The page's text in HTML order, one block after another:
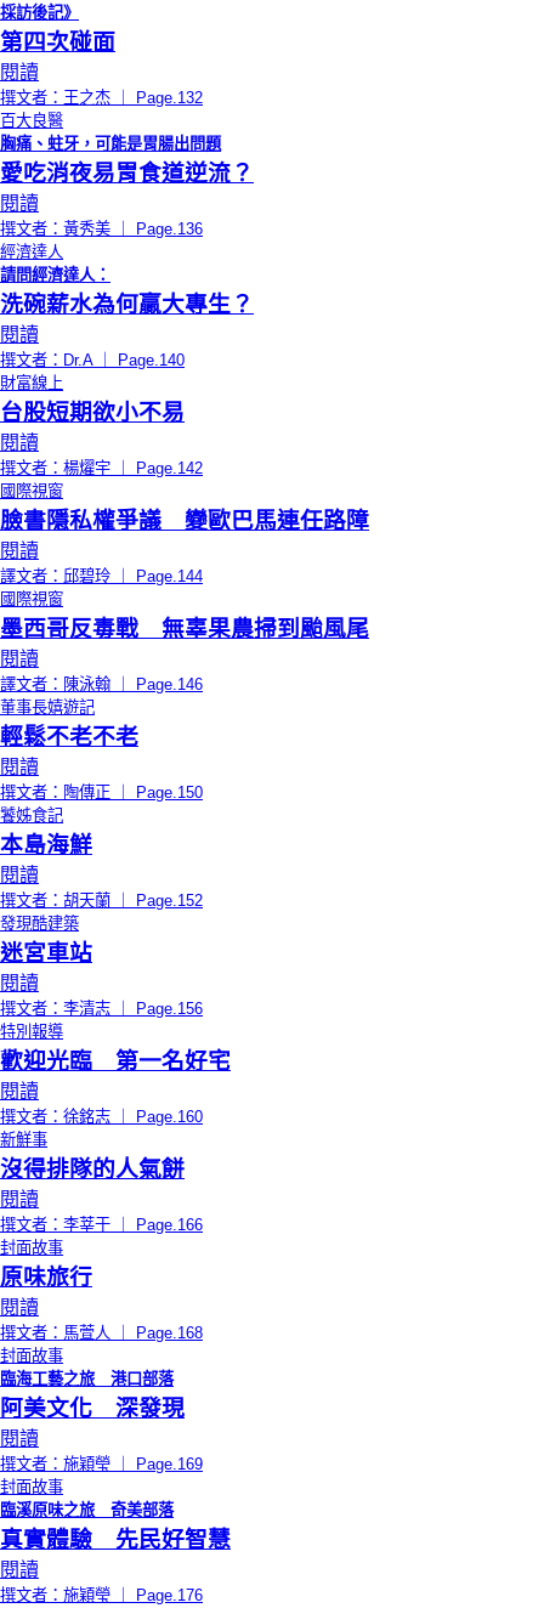
採訪後記》
第四次碰面
閱讀
撰文者：王之杰 ｜ Page.132
百大良醫
胸痛、蛀牙，可能是胃腸出問題
愛吃消夜易胃食道逆流？
閱讀
撰文者：黃秀美 ｜ Page.136
經濟達人
請問經濟達人：
洗碗薪水為何贏大專生？
閱讀
撰文者：Dr.A ｜ Page.140
財富線上
台股短期欲小不易
閱讀
撰文者：楊燿宇 ｜ Page.142
國際視窗
臉書隱私權爭議 變歐巴馬連任路障
閱讀
譯文者：邱碧玲 ｜ Page.144
國際視窗
墨西哥反毒戰 無辜果農掃到颱風尾
閱讀
譯文者：陳泳翰 ｜ Page.146
董事長嬉遊記
輕鬆不老不老
閱讀
撰文者：陶傳正 ｜ Page.150
饕姊食記
本島海鮮
閱讀
撰文者：胡天蘭 ｜ Page.152
發現酷建築
迷宮車站
閱讀
撰文者：李清志 ｜ Page.156
特別報導
歡迎光臨 第一名好宅
閱讀
撰文者：徐銘志 ｜ Page.160
新鮮事
沒得排隊的人氣餅
閱讀
撰文者：李莘于 ｜ Page.166
封面故事
原味旅行
閱讀
撰文者：馬萱人 ｜ Page.168
封面故事
臨海工藝之旅 港口部落
阿美文化 深發現
閱讀
撰文者：施穎瑩 ｜ Page.169
封面故事
臨溪原味之旅 奇美部落
真實體驗 先民好智慧
閱讀
撰文者：施穎瑩 ｜ Page.176